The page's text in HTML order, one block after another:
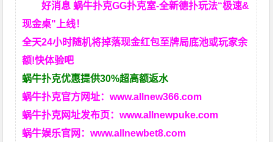
好消息 蜗牛扑克GG扑克室-全新德扑玩法“极速&
现金桌"上线！
全天24小时随机将掉落现金红包至牌局底池或玩家余
额!快体验吧
蜗牛扑克优惠提供30%超高额返水
蜗牛扑克官方网址：www.allnew366.com
蜗牛扑克网址发布页：www.allnewpuke.com
蜗牛娱乐官网：www.allnewbet8.com